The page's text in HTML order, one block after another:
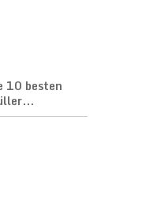
10 besten